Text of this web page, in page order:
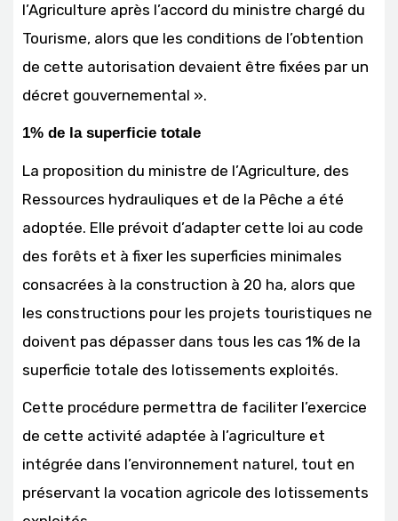
l’Agriculture après l’accord du ministre chargé du
Tourisme, alors que les conditions de l’obtention
de cette autorisation devaient être fixées par un
décret gouvernemental ».
1% de la superficie totale
La proposition du ministre de l’Agriculture, des
Ressources hydrauliques et de la Pêche a été
adoptée. Elle prévoit d’adapter cette loi au code
des forêts et à fixer les superficies minimales
consacrées à la construction à 20 ha, alors que
les constructions pour les projets touristiques ne
doivent pas dépasser dans tous les cas 1% de la
superficie totale des lotissements exploités.
Cette procédure permettra de faciliter l’exercice
de cette activité adaptée à l’agriculture et
intégrée dans l’environnement naturel, tout en
préservant la vocation agricole des lotissements